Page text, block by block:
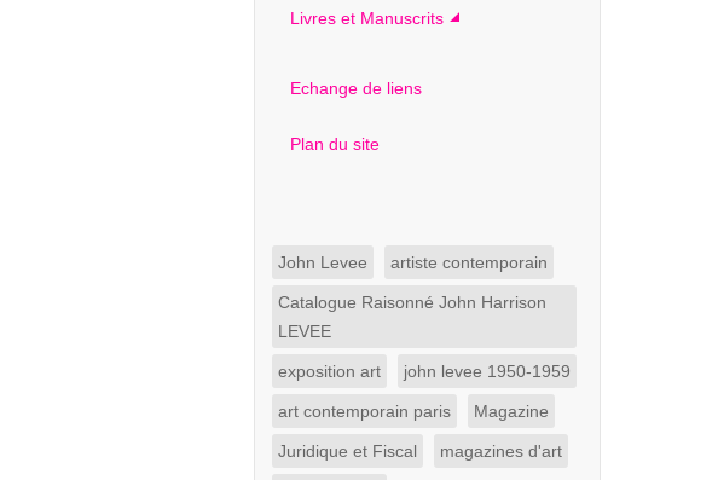
Livres et Manuscrits
Echange de liens
Plan du site
John Levee artiste contemporain
Catalogue Raisonné John Harrison
LEVEE
exposition art john levee 1950-1959
art contemporain paris Magazine
Juridique et Fiscal magazines d'art